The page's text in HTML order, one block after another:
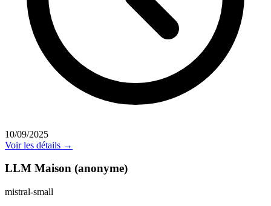
10/09/2025
Voir les détails →
LLM Maison (anonyme)
mistral-small